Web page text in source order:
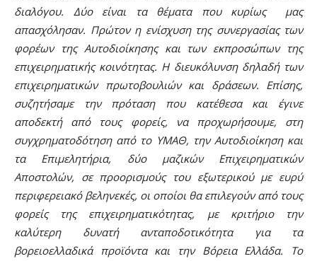
διαλόγου. Δύο είναι τα θέματα που κυρίως μας
απασχόλησαν. Πρώτον η ενίσχυση της συνεργασίας των
φορέων της Αυτοδιοίκησης και των εκπροσώπων της
επιχειρηματικής κοινότητας. Η διευκόλυνση δηλαδή των
επιχειρηματικών πρωτοβουλιών και δράσεων. Επίσης,
συζητήσαμε την πρόταση που κατέθεσα και έγινε
αποδεκτή από τους φορείς, να προχωρήσουμε, στη
συγχρηματοδότηση από το ΥΜΑΘ, την Αυτοδιοίκηση και
τα Επιμελητήρια, δύο μαζικών Επιχειρηματικών
Αποστολών, σε προορισμούς του εξωτερικού με ευρύ
περιφερειακό βεληνεκές, οι οποίοι θα επιλεγούν από τους
φορείς της επιχειρηματικότητας, με κριτήριο την
καλύτερη δυνατή ανταποδοτικότητα για τα
βορειοελλαδικά προϊόντα και την Βόρεια Ελλάδα. Το